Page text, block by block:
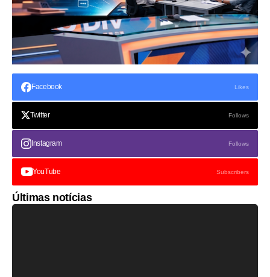
Facebook Likes
Twitter Follows
Instagram Follows
YouTube Subscribers
Últimas notícias